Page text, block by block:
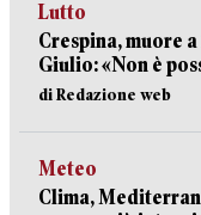
Lutto
Crespina, muore
Giulio: «Non è
di Redazione web
Meteo
Clima,